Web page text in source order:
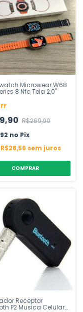
Microwear W68
8 Nfc Tela 2,0"
R$269,90
Pix
R$28,56 sem juros
COMPRAR
Receptor
P2 Musica Celular